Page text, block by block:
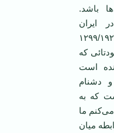
باشد.
ایران
از ۱۲۹۹/۱۹۲۱
که
است
دشنام
که به
می‌کنم ما
میان